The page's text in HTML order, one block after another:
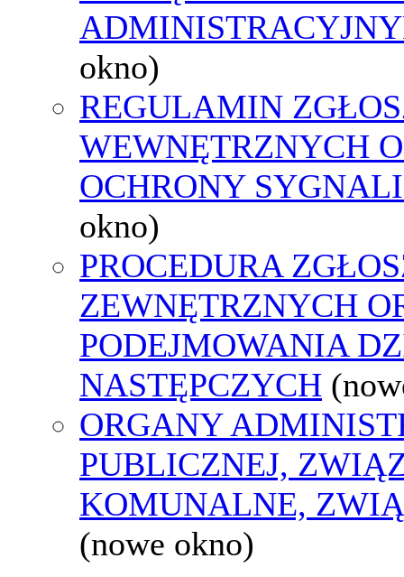
okno)
REGULAMIN
WEWNĘTRZNYCH
OCHRONY
okno)
PROCEDURA
ZEWNĘTRZNYCH
PODEJMOWANIA
NASTĘPCZYCH
ORGANY
PUBLICZNEJ,
KOMUNALNE,
(nowe okno)